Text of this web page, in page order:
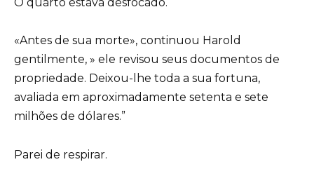
«Antes de sua morte», continuou Harold
gentilmente, » ele revisou seus documentos de
propriedade. Deixou-lhe toda a sua fortuna,
avaliada em aproximadamente setenta e sete
milhões de dólares.”
Parei de respirar.